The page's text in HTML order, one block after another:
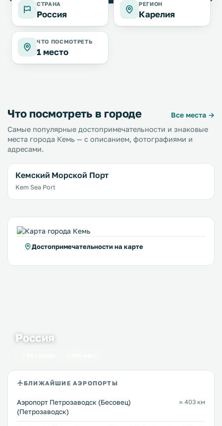
СТРАНА
Россия
РЕГИОН
Карелия
ЧТО ПОСМОТРЕТЬ
1 место
Что посмотреть в городе
Все места →
Самые популярные достопримечательности и знаковые
места города Кемь — с описанием, фотографиями и
адресами.
Кемский Морской Порт
Kem Sea Port
Достопримечательности на карте
Россия
БЛИЖАЙШИЕ АЭРОПОРТЫ
Аэропорт Петрозаводск (Бесовец)
(Петрозаводск)
≈ 403 км